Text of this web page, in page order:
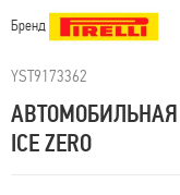
Бренд
YST9173362
АВТОМОБИЛЬНАЯ
ICE ZERO